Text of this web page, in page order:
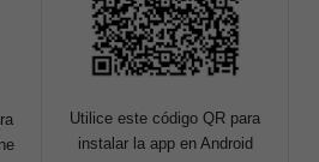
Utilice este código QR para
instalar la app en Android